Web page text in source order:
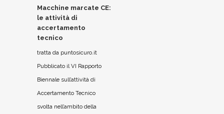
Macchine marcate CE:
le attività di
accertamento
tecnico
tratta da puntosicuro.it
Pubblicato il VI Rapporto
Biennale sull’attività di
Accertamento Tecnico
svolta nell’ambito della